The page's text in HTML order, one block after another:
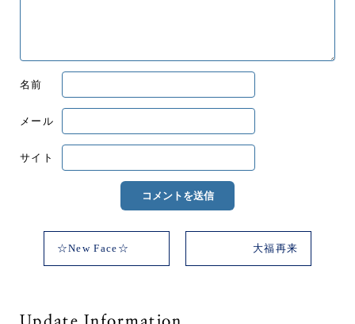
名前
メール
サイト
☆New Face☆ 大福再来